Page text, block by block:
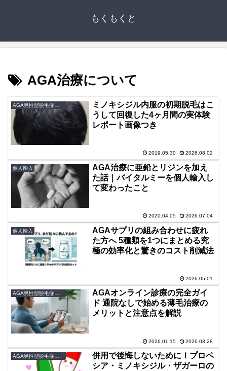
もくもくと
AGA治療について
AGA男性型脱毛症克服論
ミノキシジル内服の初期脱毛はこ
うして回復した4ヶ月間の実体験
レポート画像つき
2019.05.30 2026.08.02
個人輸入
AGA治療に亜鉛とリジンを加え
た話｜バイタルミーを個人輸入し
て変わったこと
2020.04.05 2026.07.04
個人輸入
AGAサプリの組み合わせに疲れ
た方へ 5種類を1つにまとめる究
極の効率化と驚きのコスト削減法
2026.05.01
AGA男性型脱毛症克服論
AGAオンライン診療の完全ガイ
ド 通院なしで始める薄毛治療の
メリットと注意点を解説
2026.01.15 2026.03.28
併用で後悔しないために！プロペ
シア・ミノキシジル・ザガーロの